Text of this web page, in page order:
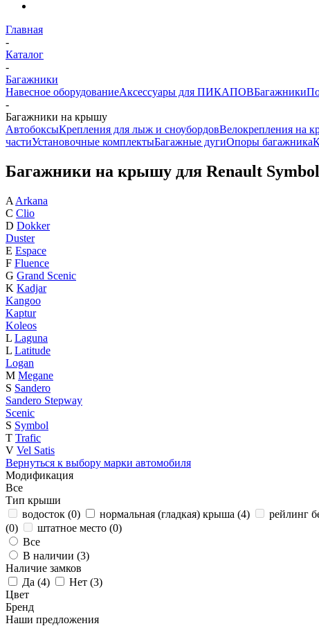
Главная
-
Каталог
-
Багажники
Навесное оборудованиеАксессуары для ПИКАПОВБагажники
-
Багажники на крышу
АвтобоксыКрепления для лыж и сноубордовВелокрепления на
частиУстановочные комплектыБагажные дугиОпоры багажника
Багажники на крышу для Renault Symbol
A Arkana
C Clio
D Dokker
Duster
E Espace
F Fluence
G Grand Scenic
K Kadjar
Kangoo
Kaptur
Koleos
L Laguna
L Latitude
Logan
M Megane
S Sandero
Sandero Stepway
Scenic
S Symbol
T Trafic
V Vel Satis
Вернуться к выбору марки автомобиля
Модификация
Все
Тип крыши
водосток (0) нормальная (гладкая) крыша (4) рейлинг
(0) штатное место (0)
Все
В наличии (3)
Наличие замков
Да (4) Нет (3)
Цвет
Бренд
Наши предложения